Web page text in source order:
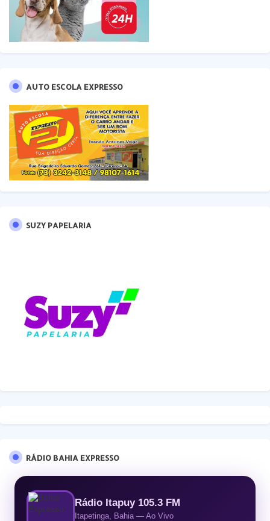
AUTO ESCOLA EXPRESSO
SUZY PAPELARIA
RÁDIO BAHIA EXPRESSO
Rádio Itapuy 105.3 FM
Itapetinga, Bahia — Ao Vivo